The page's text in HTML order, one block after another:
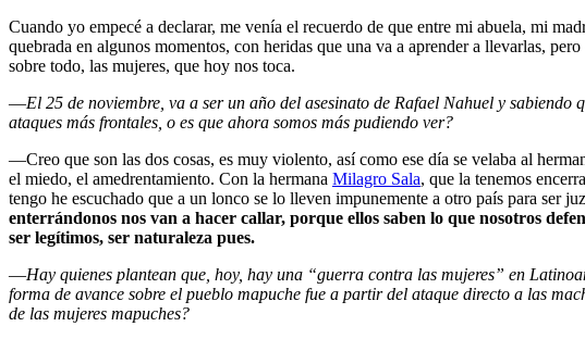
Cuando yo empecé a declarar, me venía el recuerdo de que entre mi abuela, mi
quebrada en algunos momentos, con heridas que una va a aprender a llevarlas,
sobre todo, las mujeres, que hoy nos toca.
—El 25 de noviembre, va a ser un año del asesinato de Rafael Nahuel y
ataques más frontales, o es que ahora somos más pudiendo ver?
—Creo que son las dos cosas, es muy violento, así como ese día se velaba al
el miedo, el amedrentamiento. Con la hermana Milagro Sala, que la tenemos
tengo he escuchado que a un lonco se lo lleven impunemente a otro país para ser
enterrándonos nos van a hacer callar, porque ellos saben lo que nosotros
ser legítimos, ser naturaleza pues.
—Hay quienes plantean que, hoy, hay una “guerra contra las mujeres” en
forma de avance sobre el pueblo mapuche fue a partir del ataque directo a las
de las mujeres mapuches?